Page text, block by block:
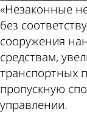
«Незаконные
без
сооружения
средствам,
транспортных
пропускную
управлении.